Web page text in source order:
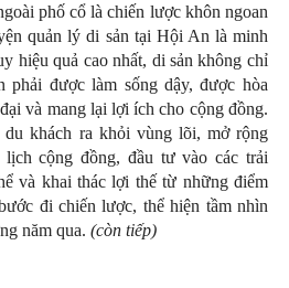
phố cổ là chiến lược khôn ngoan
quản lý di sản tại Hội An là minh
hiệu quả cao nhất, di sản không chỉ
phải được làm sống dậy, được hòa
và mang lại lợi ích cho cộng đồng.
khách ra khỏi vùng lõi, mở rộng
cộng đồng, đầu tư vào các trải
và khai thác lợi thế từ những điểm
đi chiến lược, thể hiện tầm nhìn
năm qua. (còn tiếp)